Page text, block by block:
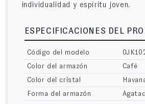
individualidad y espíritu joven.
ESPECIFICACIONES DEL
Código del modelo
Color del armazón
Café
Color del cristal
Forma del armazón